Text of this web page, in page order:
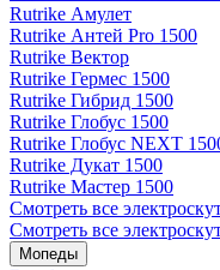
Rutrike Амулет
Rutrike Антей Pro 1500
Rutrike Вектор
Rutrike Гермес 1500
Rutrike Гибрид 1500
Rutrike Глобус 1500
Rutrike Глобус NEXT
Rutrike Дукат 1500
Rutrike Мастер 1500
Смотреть все
Смотреть все
Мопеды